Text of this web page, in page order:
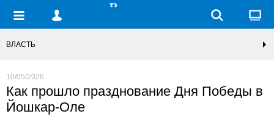
ВЛАСТЬ
10/05/2026
Как прошло празднование Дня Победы в
Йошкар-Оле